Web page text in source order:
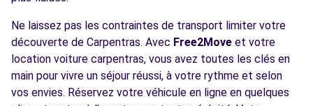
Ne laissez pas les contraintes de transport limiter votre
découverte de Carpentras. Avec Free2Move et votre
location voiture carpentras, vous avez toutes les clés en
main pour vivre un séjour réussi, à votre rythme et selon
vos envies. Réservez votre véhicule en ligne en quelques